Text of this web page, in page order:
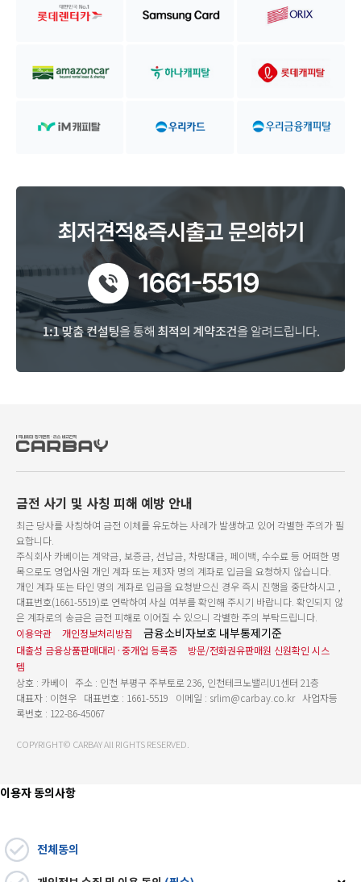
금전 사기 및 사칭 피해 예방 안내
최근 당사를 사칭하여 금전 이체를 유도하는 사례가 발생하고 있어 각별한 주의가 필
요합니다.
주식회사 카베이는 계약금, 보증금, 선납금, 차량대금, 페이백, 수수료 등 어떠한 명
목으로도 영업사원 개인 계좌 또는 제3자 명의 계좌로 입금을 요청하지 않습니다.
개인 계좌 또는 타인 명의 계좌로 입금을 요청받으신 경우 즉시 진행을 중단하시고 ,
대표번호(1661-5519)로 연락하여 사실 여부를 확인해 주시기 바랍니다. 확인되지 않
은 계좌로의 송금은 금전 피해로 이어질 수 있으니 각별한 주의 부탁드립니다.
이용약관
개인정보처리방침 금융소비자보호 내부통제기준
대출성 금융상품판매대리·중개업 등록증
방문/전화권유판매원 신원확인 시스
템
상호 : 카베이 주소 : 인천 부평구 주부토로 236, 인천테크노밸리U1센터 21층
대표자 : 이현우 대표번호 : 1661-5519 이메일 : srlim@carbay.co.kr 사업자등
록번호 : 122-86-45067
COPYRIGHT© CARBAY All RIGHTS RESERVED.
이용자 동의사항
전체동의